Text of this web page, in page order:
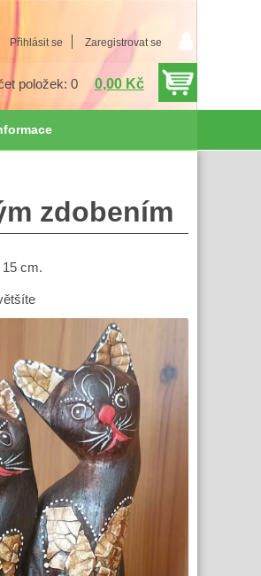
Přihlásit se Zaregistrovat se
položek: 0 0,00 Kč
zdobením
cm.